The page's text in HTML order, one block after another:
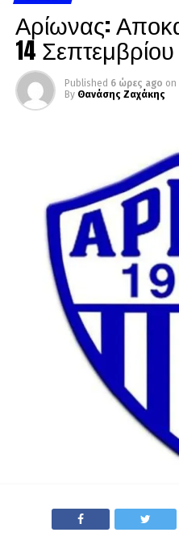
Αρίωνας:
14 Σεπτεμβρίου
Published 6 ώρες ago on
By Θανάσης Ζαχάκης